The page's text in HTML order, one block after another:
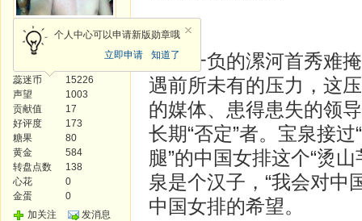
风云使者
个人中心可以申请新版勋章哦
立即申请
知道了
蕊迷币
15226
声望
1003
贡献值
17
好评度
173
糖果
80
黄金
584
转盘点数
138
心花
0
金蛋
0
加关注
发消息
两胜一负的漯河首秀难
遇前所未有的压力，
的媒体、患得患失的领
长期“否定”者。宝泉接
腿”的中国女排这个“烫
泉是个汉子，“我会对中
中国女排的希望。